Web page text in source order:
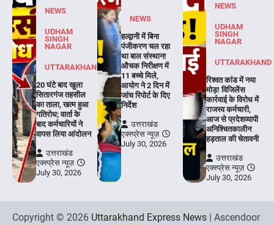
NEWS
UDHAM
SINGH
NAGAR
UTTARAKHAND
20 घंटे बाद खुला
सितारगंज तहसील
का ताला, खत्म हुआ
गतिरोध; वार्ता के
बाद कर्मचारियों ने
वापस लिया आंदोलन
उत्तराखंड
एक्स्प्रेस न्यूज़
July 30, 2026
NEWS
हल्द्वानी में बिना
पंजीकरण चल रहा
था बाल संस्थान!
औचक निरीक्षण में
11 बच्चे मिले,
आयोग ने 2 दिन में
जांच रिपोर्ट के दिए
निर्देश
उत्तराखंड
एक्स्प्रेस न्यूज़
July 30, 2026
NEWS
UDHAM
SINGH
NAGAR
UTTARAKHAND
रिश्वत कांड में नया
मोड़! विजिलेंस
कार्रवाई के विरोध में
राजस्व कर्मचारी,
आज से प्रदेशव्यापी
अनिश्चितकालीन
हड़ताल की चेतावनी
उत्तराखंड
एक्स्प्रेस न्यूज़
July 30, 2026
Copyright © 2026 Uttarakhand Express News | Ascendoor